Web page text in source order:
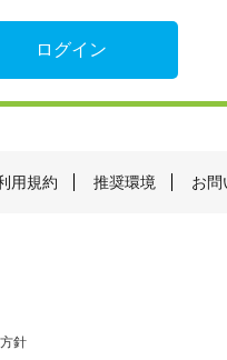
用規約 推奨環境 お問
針